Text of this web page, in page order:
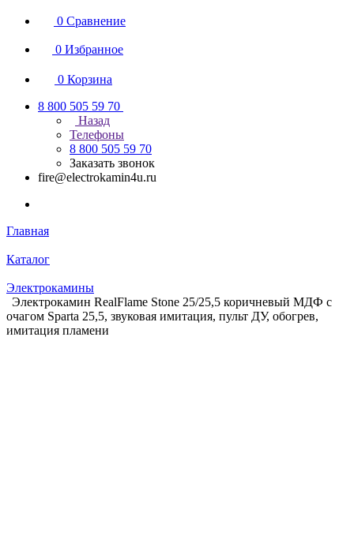
0 Сравнение
0 Избранное
0 Корзина
8 800 505 59 70
Назад
Телефоны
8 800 505 59 70
Заказать звонок
fire@electrokamin4u.ru
Главная
Каталог
Электрокамины
Электрокамин RealFlame Stone 25/25,5 коричневый МДФ с
очагом Sparta 25,5, звуковая имитация, пульт ДУ, обогрев,
имитация пламени